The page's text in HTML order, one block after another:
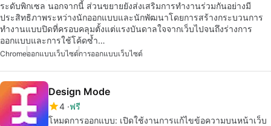
ระดับพิกเซล นอกจากนี้ ส่วนขยายยังส่งเสริมการทำงานร่วมกันอย่างมี
ประสิทธิภาพระหว่างนักออกแบบและนักพัฒนาโดยการสร้างกระบวนการ
ทำงานแบบปิดที่ครอบคลุมตั้งแต่แรงบันดาลใจจากเว็บไปจนถึงร่างการ
ออกแบบและการใช้โค้ดซ้ำ…
Chromeออกแบบเว็บไซต์การออกแบบเว็บไซต์
Design Mode
4 ฟรี
โหมดการออกแบบ: เปิดใช้งานการแก้ไขข้อความบนหน้าเว็บ